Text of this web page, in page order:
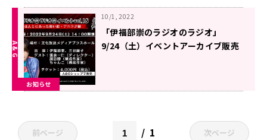
お知らせ
10/1, 2022
「伊福部崇のラジオのラジオ」
9/24（土）イベントアーカイブ販売
前ページ 1 次ページ